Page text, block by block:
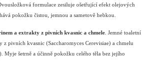
formulace zesiluje ošetřující efekt olejových
pokožku čistou, jemnou a sametově hebkou.
a extrakty z pivních kvasnic a chmele . Jemné toaletní
pivních kvasnic (Saccharomyces Cerevisiae) a chmelu
Myje šetrně a účinně pokožku celého těla bez jejího